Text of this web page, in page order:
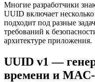
Многие разработчики
UUID включает
подходит под разные
требований к
архитектуре приложения.
UUID v1 —
времени и MAC-